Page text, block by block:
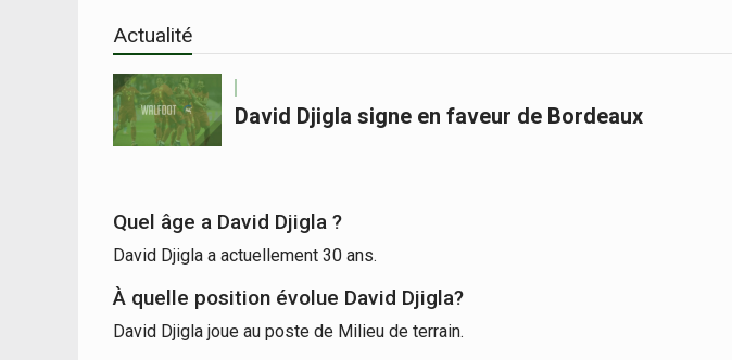
Actualité
David Djigla signe en faveur de Bordeaux
Quel âge a David Djigla ?
David Djigla a actuellement 30 ans.
À quelle position évolue David Djigla?
David Djigla joue au poste de Milieu de terrain.